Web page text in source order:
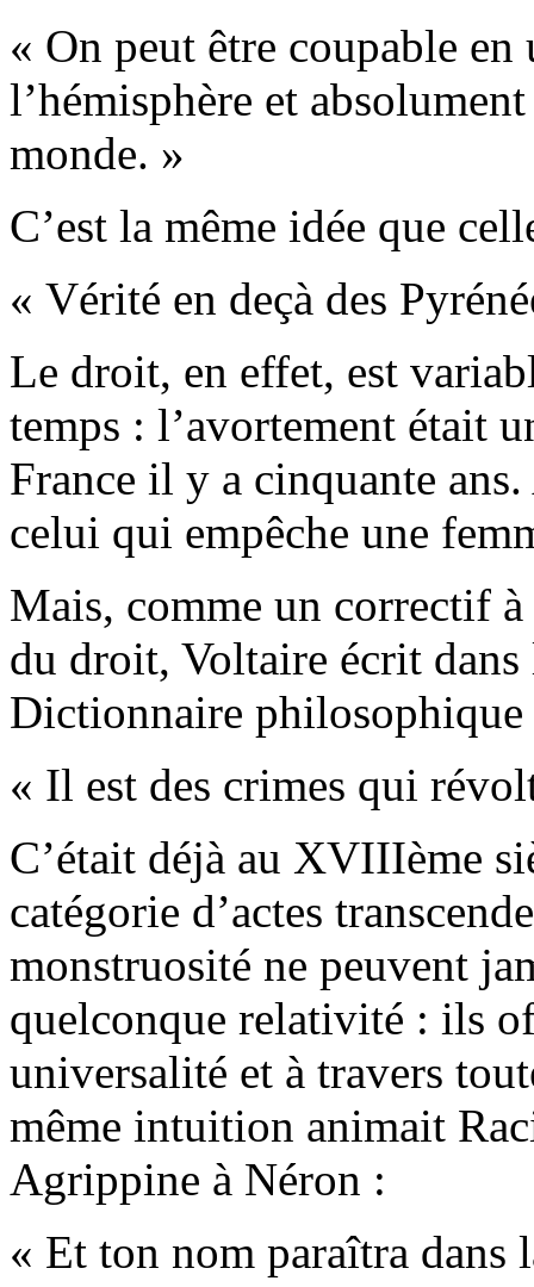
« On peut être coupable
l’hémisphère et
monde. »
C’est la même idée que
« Vérité en deçà des
Le droit, en effet, est
temps : l’avortement était
France il y a cinquante
celui qui empêche une
Mais, comme un correctif
du droit, Voltaire écrit dans
Dictionnaire philosophique
« Il est des crimes qui
C’était déjà au XVIIIème
catégorie d’actes
monstruosité ne peuvent
quelconque relativité : ils
universalité et à travers
même intuition animait
Agrippine à Néron :
« Et ton nom paraîtra dans